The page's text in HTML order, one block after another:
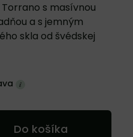
s masívnou
a s jemným
skla od švédskej
Do košíka